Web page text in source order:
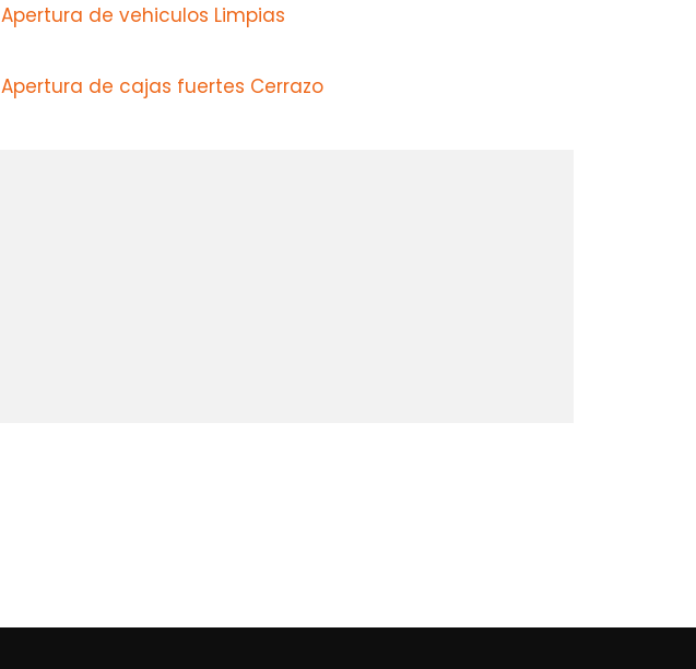
Apertura de vehiculos Limpias
Apertura de cajas fuertes Cerrazo